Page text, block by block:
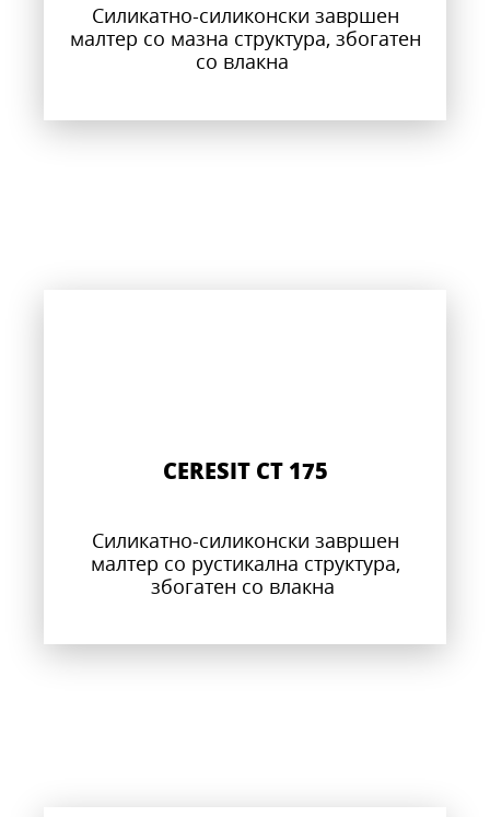
Силикатно-силиконски завршен
малтер со мазна структура, збогатен
со влакна
CERESIT CT 175
Силикатно-силиконски завршен
малтер со рустикална структура,
збогатен со влакна